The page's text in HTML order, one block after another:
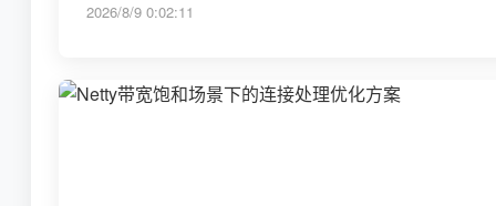
2026/8/9 0:02:11